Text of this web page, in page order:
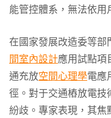
能管控體系，無法依用
在國家發展改造委等
間室內設計應用試點項
通充放空間心理學電應
徑。對于交通樁放電
紛歧。專家表現，其